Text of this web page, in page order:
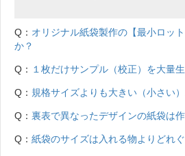
Q： オリジナル紙袋製作の【最小ロッ
か？
Q： １枚だけサンプル（校正）を大量
Q： 規格サイズよりも大きい（小さい
Q： 裏表で異なったデザインの紙袋は
Q： 紙袋のサイズは入れる物よりどれ